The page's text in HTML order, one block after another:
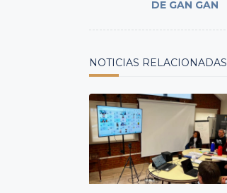
DE GAN GAN
NOTICIAS RELACIONADAS